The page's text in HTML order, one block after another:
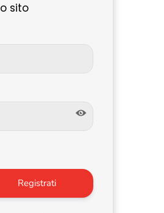
sito
Registrati